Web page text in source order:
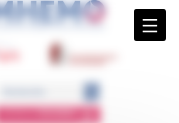
ESPACEMEMBRE
cookies